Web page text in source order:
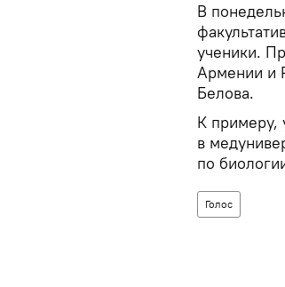
В
ученики.
Армении и
Белова.
К примеру,
в
по
Голос